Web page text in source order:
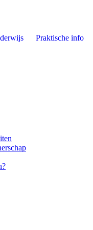
Praktische info